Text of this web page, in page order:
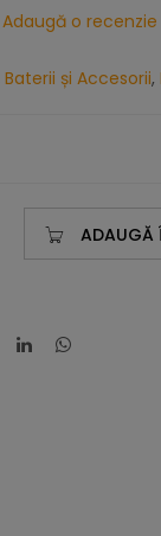
Adaugă o recenzie
Baterii și Accesorii,
ADAUGĂ